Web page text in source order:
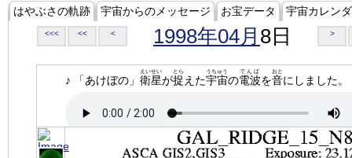
はやぶさの軌跡 宇宙からのメッセージ お宝データ 宇宙カレン
<<< << < 1998年04月 8日 >
♪ 「あけぼの」 衛星
えいせい
が捉
とら
えた宇宙
うちゅう
の電波
でんぱ
を音
おと
にしました。